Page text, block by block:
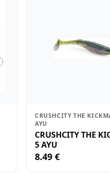
CRUSHCITY THE
AYU
CRUSHCITY THE
5 AYU
8.49 €